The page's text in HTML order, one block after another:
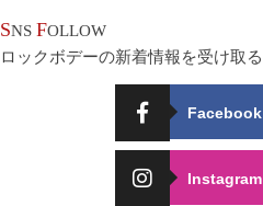
SNS FOLLOW
ロックボデーの新着情報を受け取る
Facebook
Instagram